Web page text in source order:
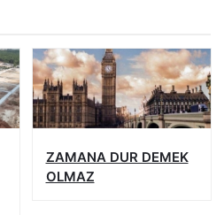
ZAMANA DUR DEMEK
OLMAZ